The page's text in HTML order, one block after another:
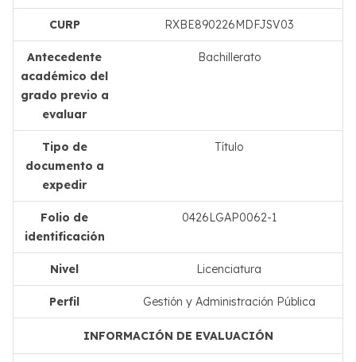
CURP RXBE890226MDFJSV03
Antecedente
académico del
grado previo a
evaluar
Bachillerato
Tipo de
documento a
expedir
Título
Folio de
identificación
0426LGAP0062-1
Nivel Licenciatura
Perfil Gestión y Administración Pública
INFORMACIÓN DE EVALUACIÓN